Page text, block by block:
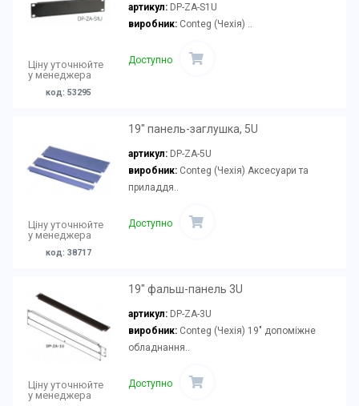
Ціну уточнюйте
у менеджера
код: 53295
артикул: DP-ZA-S1U
виробник:Conteg (Чехія) ..
Доступно
Ціну уточнюйте
у менеджера
код: 38717
19" панель-заглушка, 5U
артикул: DP-ZA-5U
виробник:Conteg (Чехія) Аксесуари та
приладдя..
Доступно
Ціну уточнюйте
у менеджера
19" фальш-панель 3U
артикул: DP-ZA-3U
виробник:Conteg (Чехія) 19" допоміжне
обладнання..
Доступно